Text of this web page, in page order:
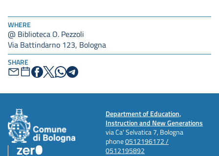
WHERE
@ Biblioteca O. Pezzoli
Via Battindarno 123, Bologna
SHARE
Department of Education,
Instruction and New Generations
via Ca' Selvatica 7, Bologna
phone0512196172 /
0512195892